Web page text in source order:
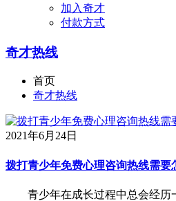
加入奇才
付款方式
奇才热线
首页
奇才热线
2021年6月24日
拨打青少年免费心理咨询热线需要
青少年在成长过程中总会经历